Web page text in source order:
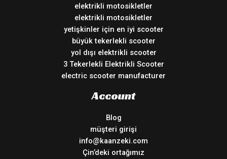
elektrikli motosikletler
elektrikli motosikletler
yetişkinler için en iyi scooter
büyük tekerlekli scooter
yol dışı elektrikli scooter
3 Tekerlekli Elektrikli Scooter
electric scooter manufacturer
Account
Blog
müşteri girişi
info@kaanzeki.com
Çin’deki ortağımız